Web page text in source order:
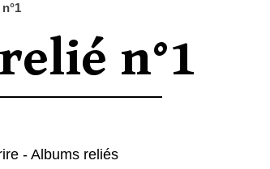
n°1
- Albums reliés